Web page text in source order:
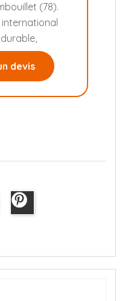
(78).
devis